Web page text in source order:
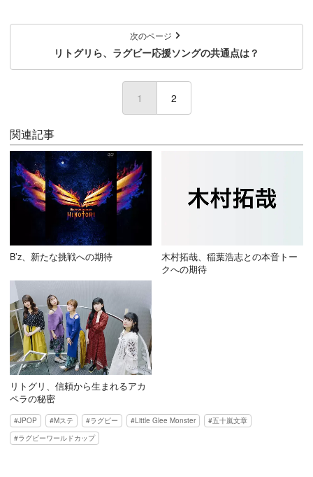
次のページ
リトグリら、ラグビー応援ソングの共通点は？
1 (current)
2
関連記事
B’z、新たな挑戦への期待
木村拓哉、稲葉浩志との本音トー
クへの期待
リトグリ、信頼から生まれるアカ
ペラの秘密
JPOP Mステ ラグビー Little Glee Monster
五十嵐文章
ラグビーワールドカップ